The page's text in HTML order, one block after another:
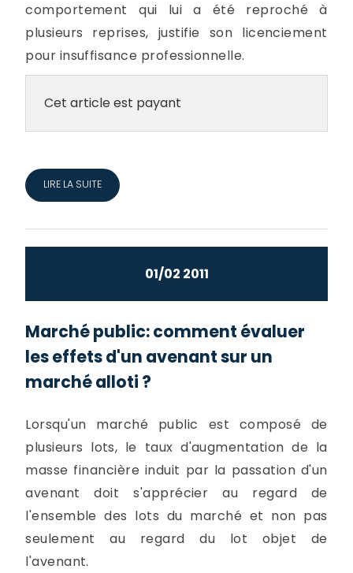
comportement qui lui a été reproché à
plusieurs reprises, justifie son licenciement
pour insuffisance professionnelle.
Cet article est payant
LIRE LA SUITE
01/02 2011
Marché public: comment évaluer
les effets d'un avenant sur un
marché alloti ?
Lorsqu'un marché public est composé de
plusieurs lots, le taux d'augmentation de la
masse financière induit par la passation d'un
avenant doit s'apprécier au regard de
l'ensemble des lots du marché et non pas
seulement au regard du lot objet de
l'avenant.